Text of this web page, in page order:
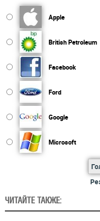
Apple
British Petroleum
Facebook
Ford
Google
Microsoft
ЧИТАЙТЕ ТАКЖЕ: